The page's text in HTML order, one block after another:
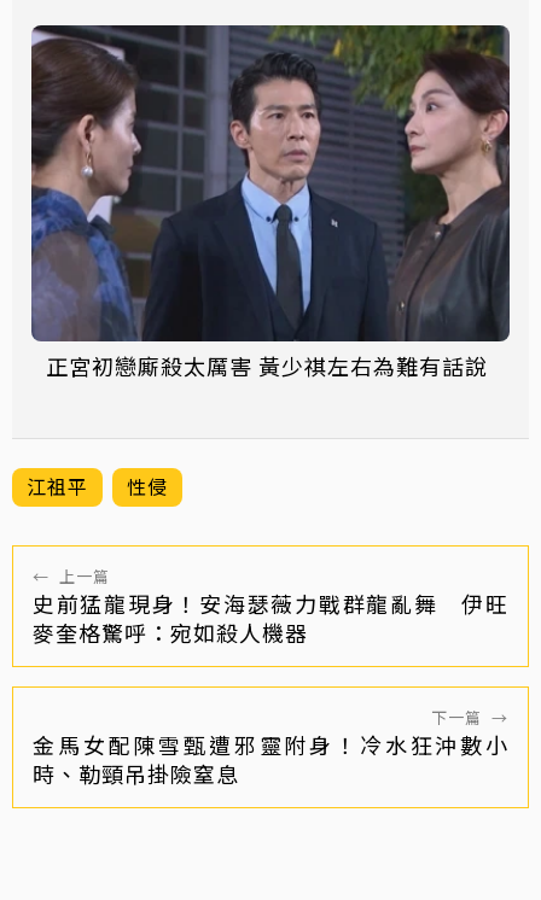
正宮初戀廝殺太厲害 黃少祺左右為難有話說
江祖平 性侵
← 上一篇
史前猛龍現身！安海瑟薇力戰群龍亂舞 伊旺
麥奎格驚呼：宛如殺人機器
下一篇 →
金馬女配陳雪甄遭邪靈附身！冷水狂沖數小
時、勒頸吊掛險窒息